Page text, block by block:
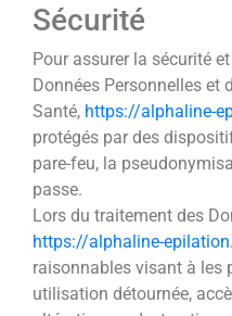
Sécurité
Pour assurer la sécurité
Données Personnelles et
Santé, https://alphaline-
protégés par des
pare-feu, la
passe.
Lors du traitement des
https://alphaline-
raisonnables visant à les
utilisation détournée,